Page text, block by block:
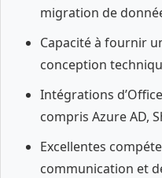
migration de
Capacité à fournir
conception
Intégrations
compris Azure AD,
Excellentes
communication et